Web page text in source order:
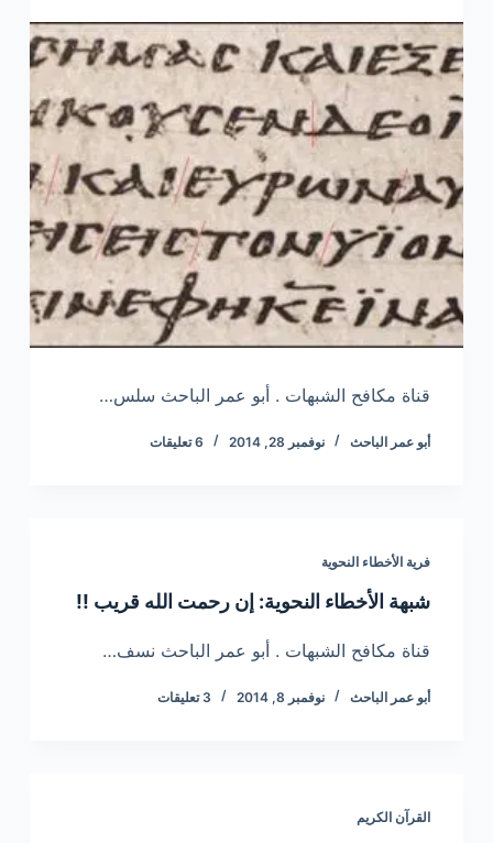
قناة مكافح الشبهات . أبو عمر الباحث سلس…
أبو عمر الباحث نوفمبر 28, 2014 6 تعليقات
فرية الأخطاء النحوية
شبهة الأخطاء النحوية: إن رحمت الله قريب !!
قناة مكافح الشبهات . أبو عمر الباحث نسف…
أبو عمر الباحث نوفمبر 8, 2014 3 تعليقات
القرآن الكريم